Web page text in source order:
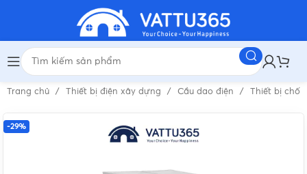
Trang chủ Thiết bị điện xây dựng Cầu dao điện Thiết bị
-29%